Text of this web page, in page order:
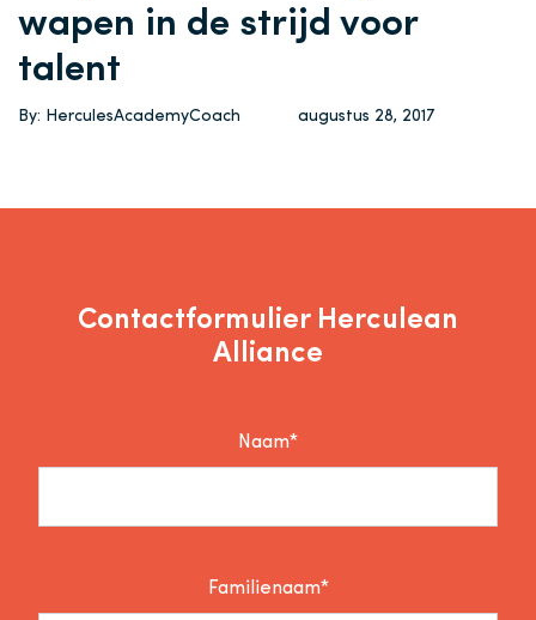
wapen in de strijd voor
talent
By: HerculesAcademyCoach augustus 28, 2017
Contactformulier Herculean
Alliance
Naam*
Familienaam*